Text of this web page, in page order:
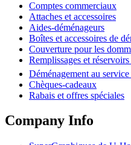
Comptes commerciaux
Attaches et accessoires
Aides-déménageurs
Boîtes et accessoires de
Couverture pour les
Remplissages et
Déménagement au
Chèques-cadeaux
Rabais et offres spéciales
Company Info